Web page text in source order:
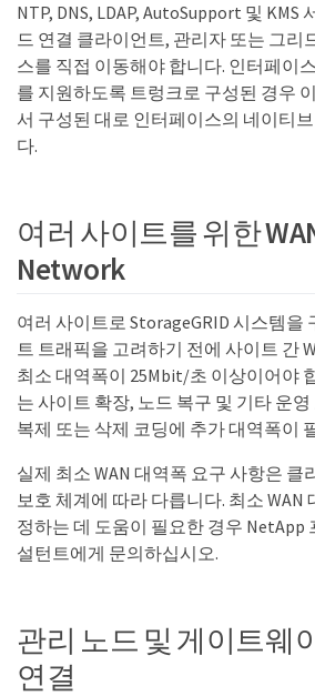
NTP, DNS, LDAP, AutoSupport 및 KMS
드 연결 클라이언트, 관리자 또는 그리
스를 직접 이동해야 합니다. 인터페이
를 지원하도록 트렁크로 구성된 경우
서 구성된 대로 인터페이스의 네이티
다.
여러 사이트를 위한
Network
여러 사이트로 StorageGRID 시스템을
트 트래픽을 고려하기 전에 사이트 간
최소 대역폭이 25Mbit/초 이상이어야
는 사이트 확장, 노드 복구 및 기타 운
복제 또는 삭제 코딩에 추가 대역폭이
실제 최소 WAN 대역폭 요구 사항은 클
보호 체계에 따라 다릅니다. 최소 WAN
정하는 데 도움이 필요한 경우 NetApp
설턴트에게 문의하십시오.
관리 노드 및 게이트웨
연결